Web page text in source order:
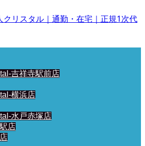
吉祥寺駅前店
横浜店
水戸赤塚店
店